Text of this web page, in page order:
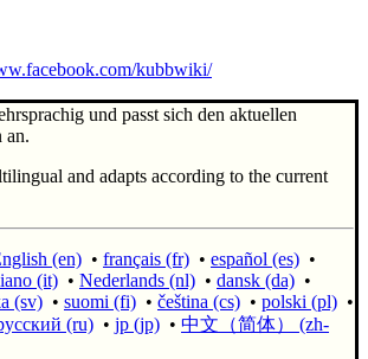
kubbwiki/
und passt sich den aktuellen
an.
and adapts according to the current
(en) • français (fr) • español (es) •
(it) • Nederlands (nl) • dansk (da) •
(sv) • suomi (fi) • čeština (cs) • polski (pl) •
(ru) • jp (jp) • 中文（简体）‎ (zh-